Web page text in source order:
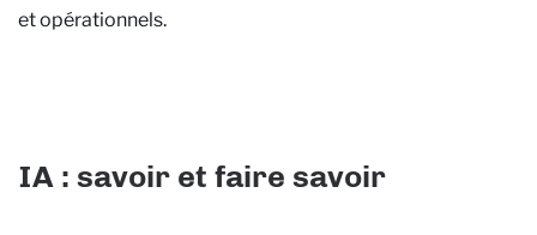
et opérationnels.
IA : savoir et faire savoir